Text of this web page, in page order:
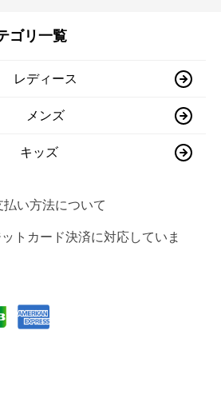
ゴリ一覧
レディース
メンズ
キッズ
払い方法について
トカード決済に対応していま